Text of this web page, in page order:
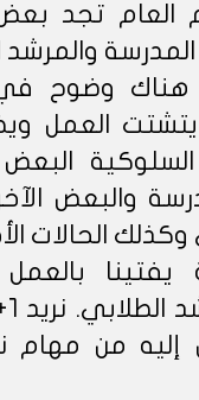
العام تجد بعض
والمرشد
هناك وضوح
العمل
السلوكية
والبعض
الحالات
يفتينا
من مهام